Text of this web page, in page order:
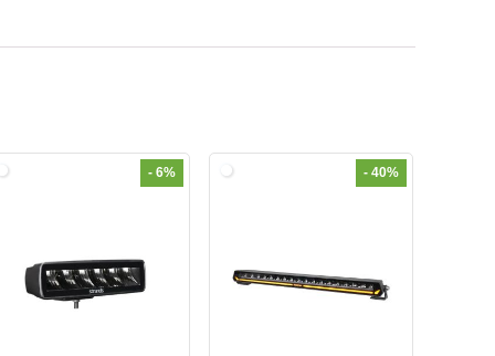
- 6% - 40%